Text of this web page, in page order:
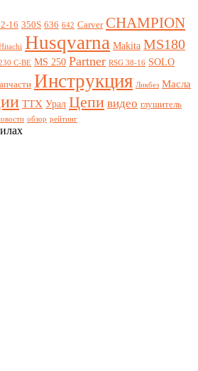
16 350S 636 642 Carver CHAMPION
Husqvarna Makita MS180
C-BE MS 250 Partner RSG 38-16 SOLO
Инструкция Ликбез Масла
ТТХ Урал Цепи видео глушитель
обзор рейтинг